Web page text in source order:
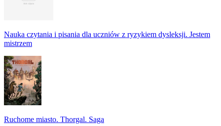
Nauka czytania i pisania dla uczniów z ryzykiem dysleksji. Jestem
mistrzem
Ruchome miasto. Thorgal. Saga